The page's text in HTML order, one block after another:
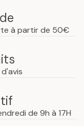
à partir de 50€
de 9h à 17H